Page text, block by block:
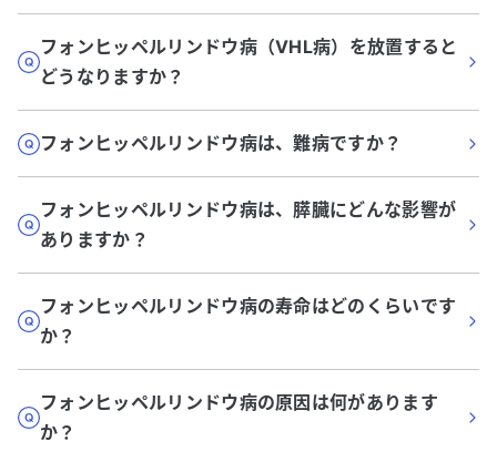
フォンヒッペルリンドウ病（VHL病）を放置すると
どうなりますか？
フォンヒッペルリンドウ病は、難病ですか？
フォンヒッペルリンドウ病は、膵臓にどんな影響が
ありますか？
フォンヒッペルリンドウ病の寿命はどのくらいです
か？
フォンヒッペルリンドウ病の原因は何があります
か？